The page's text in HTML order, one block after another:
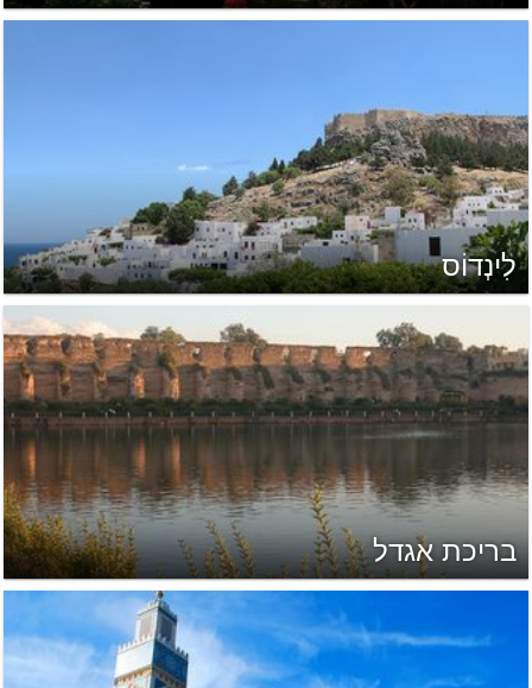
לִינְדוֹס
בריכת אגדל